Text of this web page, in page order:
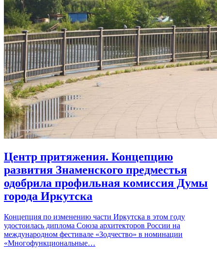
Центр притяжения. Концепцию
развития Знаменского предместья
одобрила профильная комиссия Думы
города Иркутска
Концепция по изменению части Иркутска в этом году
удостоилась диплома Союза архитекторов России на
международном фестивале «Зодчество» в номинации
«Многофункциональные…